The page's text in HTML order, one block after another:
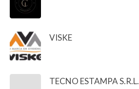
VISKE
TECNO ESTAMPA S.R.L.